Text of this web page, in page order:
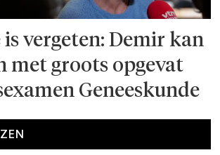
is vergeten: Demir kan
met groots opgevat
Geneeskunde